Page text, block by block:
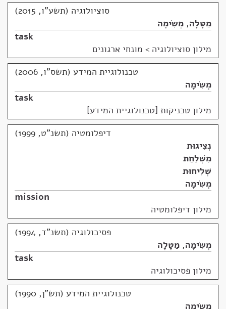
סוציולוגיה (תשע"ו, 2015)
מַטָּלָה, מְשִׂימָה
task
מילון סוציולוגיה > מונחי ארגונים
טכנולוגיית המידע (תשס"ו, 2006)
מְשִׂימָה
task
מילון טכניקות [טכנולוגיית המידע]
דיפלומטיה (תשנ"ט, 1999)
נְצִיגוּת
מִשְׁלַחַת
שְׁלִיחוּת
מְשִׂימָה
mission
מילון דיפלומטיה
פסיכולוגיה (תשנ"ד, 1994)
מְשִׂימָה, מַטָּלָה
task
מילון פסיכולוגיה
טכנולוגיית המידע (תש"ן, 1990)
מְשִׂימָה